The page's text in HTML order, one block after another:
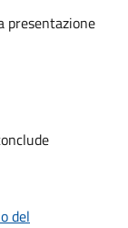
presentazione
del